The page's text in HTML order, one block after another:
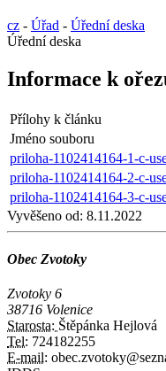
cz - Úřad - Úřední deska
Úřední deska
Informace k
Přílohy k článku
Jméno souboru
priloha-1102414164-1-c-
priloha-1102414164-2-c-
priloha-1102414164-3-c-
Vyvěšeno od: 8.11.2022
Obec Zvotoky
Zvotoky 6
38716 Volenice
Starosta: Štěpánka Hejlová
Tel: 724182255
E-mail: